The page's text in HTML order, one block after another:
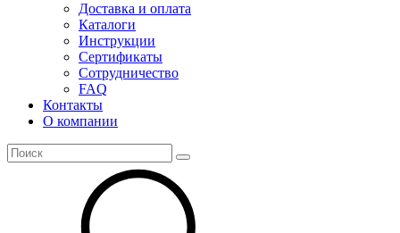
Доставка и оплата
Каталоги
Инструкции
Сертификаты
Сотрудничество
FAQ
Контакты
О компании